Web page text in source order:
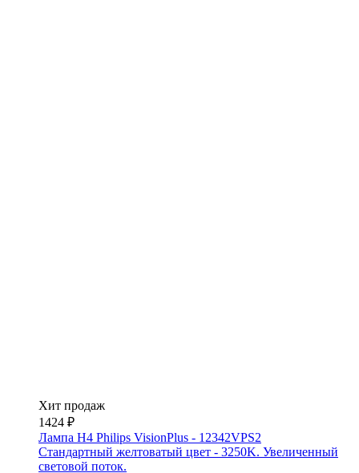
Хит продаж
1424 ₽
Лампа H4 Philips VisionPlus - 12342VPS2
Стандартный желтоватый цвет - 3250K. Увеличенный
световой поток.